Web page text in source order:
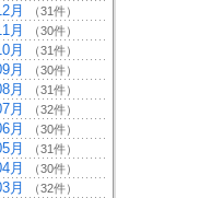
月 （31件）
月 （30件）
月 （31件）
月 （30件）
月 （31件）
月 （32件）
月 （30件）
月 （31件）
月 （30件）
月 （32件）